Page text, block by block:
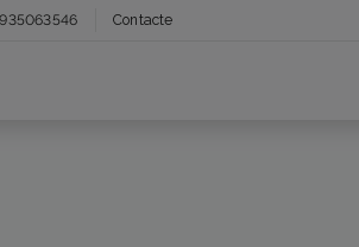
935063546 Contacte